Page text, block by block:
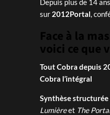
sur 2012Portal ,
Face à la
voici ce que
Tout Cobra depuis
Cobra l’intégral
Synthèse structurée
Lumièreet The